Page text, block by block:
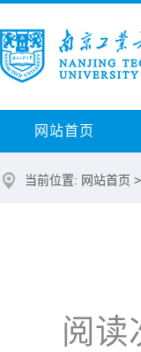
网站首页
当前位置: 网站首页 >
阅读